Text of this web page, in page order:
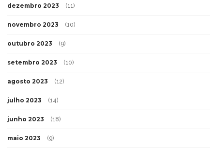
dezembro 2023 (11)
novembro 2023 (10)
outubro 2023 (9)
setembro 2023 (10)
agosto 2023 (12)
julho 2023 (14)
junho 2023 (18)
maio 2023 (9)